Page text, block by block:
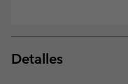
Detalles